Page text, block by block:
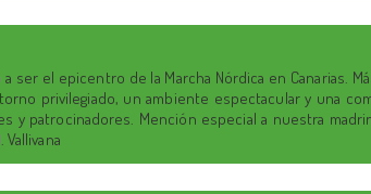
ser el epicentro de la Marcha Nórdica en Canarias.
privilegiado, un ambiente espectacular y una
Mención especial a nuestra